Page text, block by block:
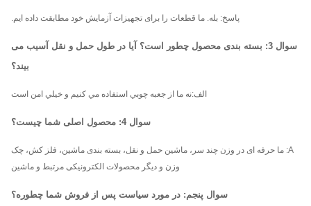
پاسخ: بله. ما قطعات را برای تجهیزات آزمایش خود مطابقت داده ایم.
سوال 3: بسته بندی محصول چطور است؟ آیا در طول حمل و نقل آسیب می
بیند؟
الف:نه ما از جعبه چوبي استفاده مي کنيم و خيلي امن است
سوال 4: محصول اصلی شما چیست؟
A: ما حرفه ای در وزن چند سر، ماشین حمل و نقل، بسته بندی ماشین، فلز کش، چک
وزن و دیگر محصولات الکترونیکی مرتبط و ماشین
سوال پنجم: در مورد سیاست پس از فروش شما چطوره؟